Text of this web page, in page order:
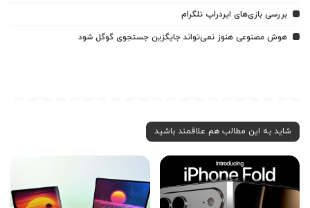
بررسی بازی‌های ایردراپ تلگرام
هوش مصنوعی هنوز نمی‌تواند جایگزین جستجوی گوگل شود
شاید به این مطالب هم علاقمند باشید